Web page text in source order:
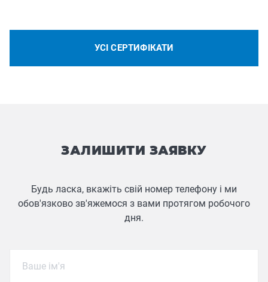
УСІ СЕРТИФІКАТИ
ЗАЛИШИТИ ЗАЯВКУ
Будь ласка, вкажіть свій номер телефону і ми
обов'язково зв'яжемося з вами протягом робочого
дня.